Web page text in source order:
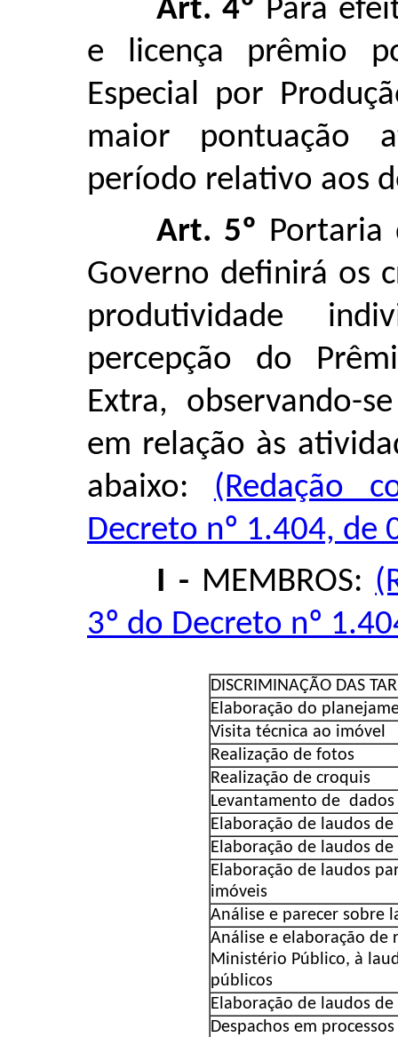
Art. 4º Para
e licença prêmio
Especial por
maior pontuação
período relativo aos
Art. 5º Portaria
Governo definirá os
produtividade
percepção do
Extra, observando-
em relação às
abaixo: (Redação
Decreto nº 1.404, de
I - MEMBROS:
3º do Decreto nº
DISCRIMINAÇÃO DAS
Elaboração do
Visita técnica ao imóvel
Realização de fotos
Realização de croquis
Levantamento de dados
Elaboração de laudos
Elaboração de laudos
Elaboração de laudos
imóveis
Análise e parecer sobre
Análise e elaboração de
Ministério Público, à
públicos
Elaboração de laudos
Despachos em